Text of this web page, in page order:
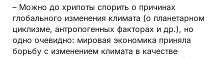
– Можно до хрипоты спорить о причинах
глобального изменения климата (о планетарном
циклизме, антропогенных факторах и др.), но
одно очевидно: мировая экономика приняла
борьбу с изменением климата в качестве